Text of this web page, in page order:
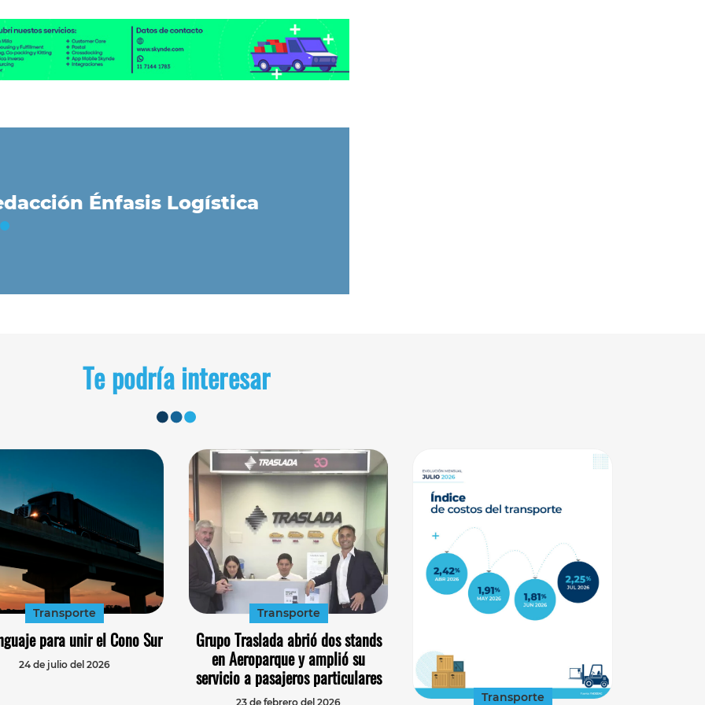
Énfasis Logística
Te podría interesar
Transporte
para unir el Cono Sur
24 de julio del 2026
Transporte
Grupo Traslada abrió dos stands
en Aeroparque y amplió su
servicio a pasajeros particulares
23 de febrero del 2026 Transporte